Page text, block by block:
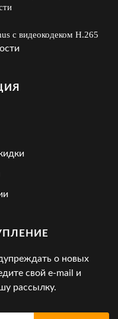
с видеокодеком H.265
о новых
свой e-mail и
рассылку.